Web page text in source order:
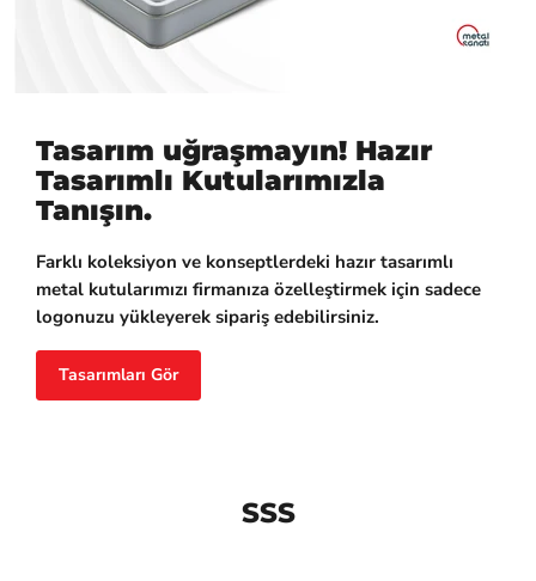
Tasarım uğraşmayın! Hazır
Tasarımlı Kutularımızla
Tanışın.
Farklı koleksiyon ve konseptlerdeki hazır tasarımlı
metal kutularımızı firmanıza özelleştirmek için sadece
logonuzu yükleyerek sipariş edebilirsiniz.
Tasarımları Gör
SSS